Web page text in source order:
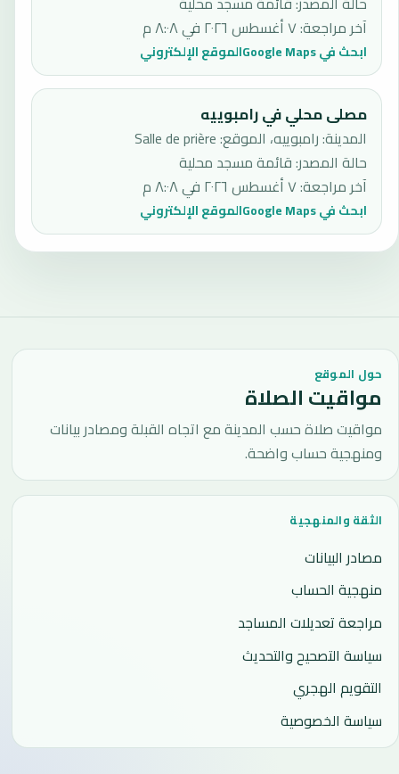
آخر مراجعة:٧ أغسطس ٢٠٢٦ في ٨:٠٨ م
ابحث في Google Maps الموقع الإلكتروني
مصلى محلي في رامبوييه
المدينة: رامبوييه، الموقع: Salle de prière
حالة المصدر:قائمة مسجد محلية
آخر مراجعة:٧ أغسطس ٢٠٢٦ في ٨:٠٨ م
ابحث في Google Maps الموقع الإلكتروني
حول الموقع
مواقيت الصلاة
مواقيت صلاة حسب المدينة مع اتجاه القبلة ومصادر بيانات
ومنهجية حساب واضحة.
الثقة والمنهجية
مصادر البيانات
منهجية الحساب
مراجعة تعديلات المساجد
سياسة التصحيح والتحديث
التقويم الهجري
سياسة الخصوصية